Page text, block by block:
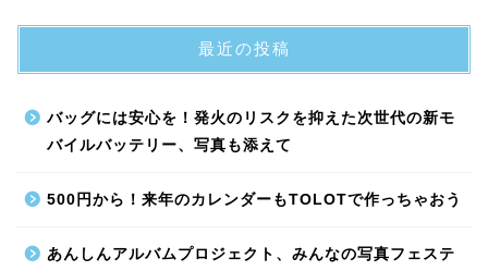
最近の投稿
バッグには安心を！発火のリスクを抑えた次世代の新モ
バイルバッテリー、写真も添えて
500円から！来年のカレンダーもTOLOTで作っちゃおう
あんしんアルバムプロジェクト、みんなの写真フェステ